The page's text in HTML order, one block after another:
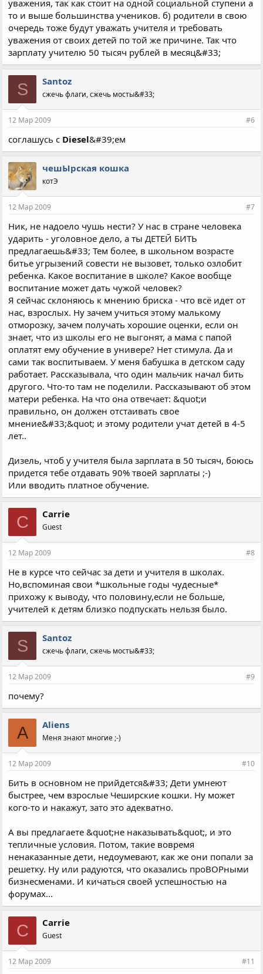
уважения, так как стоит на одной социальной ступени а
то и выше большинства учеников. б) родители в свою
очередь тоже будут уважать учителя и требовать
уважения от своих детей по той же причине. Так что
зарплату учителю 50 тысяч рублей в месяц&#33;
S Santoz
сжечь флаги, сжечь мосты&#33;
12 Мар 2009 #6
соглашусь с Diesel&#39;ем
чешЫрская кошка
котЭ
12 Мар 2009 #7
Ник, не надоело чушь нести? У нас в стране человека
ударить - уголовное дело, а ты ДЕТЕЙ БИТЬ
предлагаешь&#33; Тем более, в школьном возрасте
битье угрызений совести не вызовет, только озлобит
ребенка. Какое воспитание в школе? Какое вообще
воспитание может дать чужой человек?
Я сейчас склоняюсь к мнению бриска - что всё идет от
нас, взрослых. Ну зачем учиться этому малькому
отморозку, зачем получать хорошие оценки, если он
знает, что из школы его не выгонят, а мама с папой
оплатят ему обучение в универе? Нет стимула. Да и
сами так воспитываем. У меня бабушка в детском саду
работает. Рассказывала, что один мальчик начал бить
другого. Что-то там не поделили. Рассказывают об этом
матери ребенка. На что она отвечает: &quot;и
правильно, он должен отстаивать свое
мнение&#33;&quot; и этому родители учат детей в 4-5
лет..
Дизель, чтоб у учителя была зарплата в 50 тысяч, боюсь
придется тебе отдавать 90% твоей зарплаты ;-)
Или вводить платное обучение.
C Carrie
Guest
12 Мар 2009 #8
Не в курсе что сейчас за дети и учителя в школах.
Но,вспоминая свои *школьные годы чудесные*
прихожу к выводу, что половину,если не больше,
учителей к детям близко подпускать нельзя было.
S Santoz
сжечь флаги, сжечь мосты&#33;
12 Мар 2009 #9
почему?
A Aliens
Меня знают многие ;-)
12 Мар 2009 #10
Бить в основном не прийдется&#33; Дети умнеют
быстрее, чем взрослые Чеширские кошки. Ну может
кого-то и накажут, зато это адекватно.
А вы предлагаете &quot;не наказывать&quot;, и это
тепличные условия. Потом, такие вовремя
ненаказанные дети, недоумевают, как же они попали за
решетку. Ну или радуются, что оказались проВОРными
бизнесменами. И кичаться своей успешностью на
форумах...
C Carrie
Guest
12 Мар 2009 #11